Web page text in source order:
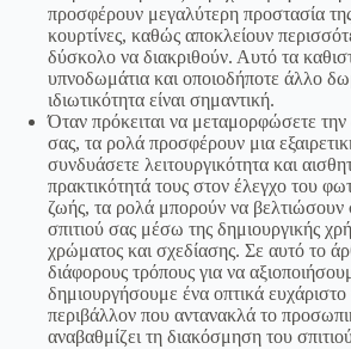
προσφέρουν μεγαλύτερη προστασία της
κουρτίνες, καθώς αποκλείουν
δύσκολο να διακριθούν. Αυτό τα
υπνοδωμάτια και οποιοδήποτε άλλο
ιδιωτικότητα είναι σημαντική.
Όταν πρόκειται να μεταμορφώσετε την
σας, τα ρολά προσφέρουν μια
συνδυάσετε λειτουργικότητα και
πρακτικότητά τους στον έλεγχο του
ζωής, τα ρολά μπορούν να βελτιώσουν
σπιτιού σας μέσω της δημιουργικής
χρώματος και σχεδίασης. Σε αυτό το
διάφορους τρόπους για να
δημιουργήσουμε ένα οπτικά ευχάριστο
περιβάλλον που αντανακλά το
αναβαθμίζει τη διακόσμηση του